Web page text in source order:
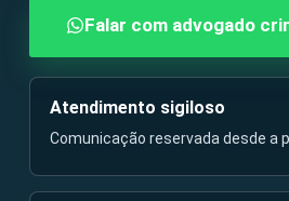
Falar com advogado
Atendimento sigiloso
Comunicação reservada desde a